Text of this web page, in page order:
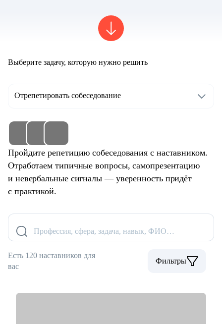
Выберите задачу, которую нужно решить
Отрепетировать собеседование
Пройдите репетицию собеседования с наставником.
Отработаем типичные вопросы, самопрезентацию
и невербальные сигналы — уверенность придёт
с практикой.
Профессия, сфера, задача, навык, ФИО…
Есть 120 наставников для
вас
Фильтры